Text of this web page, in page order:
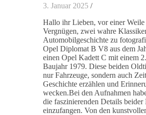
3. Januar 2025 /
Hallo ihr Lieben, vor einer Weile
Vergnügen, zwei wahre
Automobilgeschichte zu
Opel Diplomat B V8 aus dem
einen Opel Kadett C mit einem
Baujahr 1979. Diese beiden
nur Fahrzeuge, sondern auch
Geschichte erzählen und
wecken.Bei den Aufnahmen
die faszinierenden Details beider
einzufangen. Von den